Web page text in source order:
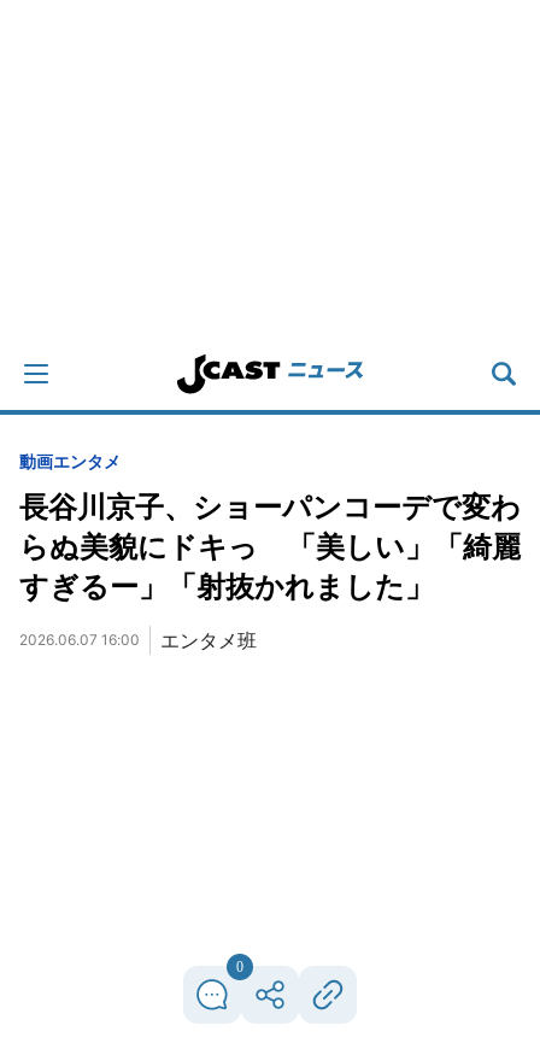
動画エンタメ
長谷川京子、ショーパンコーデで変わ
らぬ美貌にドキっ 「美しい」「綺麗
すぎるー」「射抜かれました」
2026.06.07 16:00 エンタメ班
0